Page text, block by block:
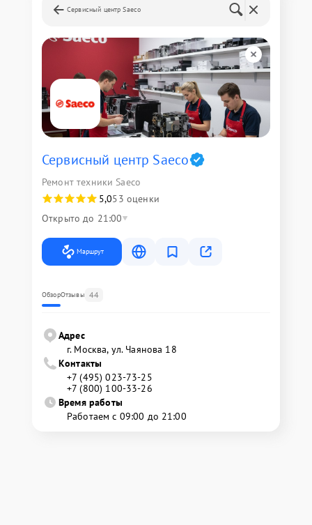
Сервисный центр Saeco
Сервисный центр Saeco
Ремонт техники Saeco
5,053 оценки
Открыто до 21:00
Маршрут
ОбзорОтзывы 44
Адрес
г. Москва, ул. Чаянова 18
Контакты
+7 (495) 023-73-25
+7 (800) 100-33-26
Время работы
Работаем с 09:00 до 21:00